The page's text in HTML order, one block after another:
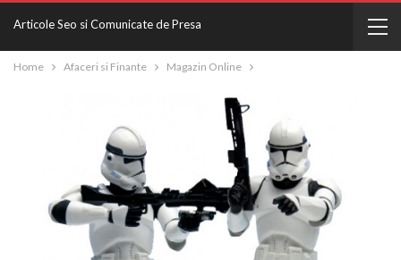
Articole Seo si Comunicate de Presa
Home Afaceri si Finante Magazin Online